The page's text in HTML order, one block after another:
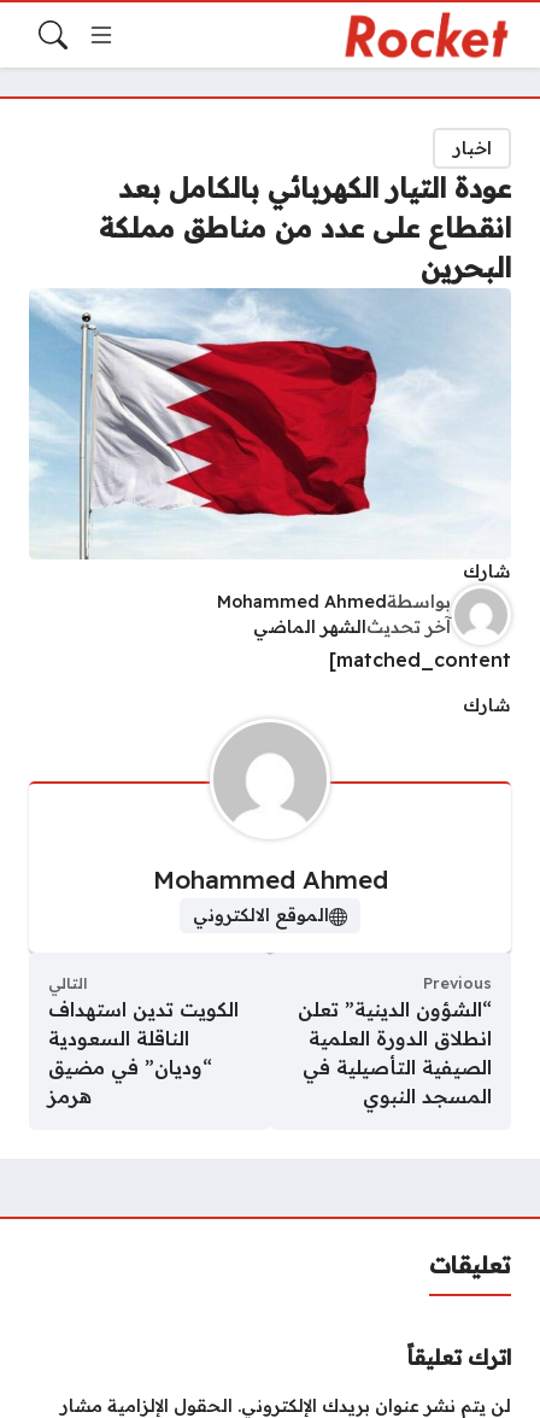
اخبار
عودة التيار الكهربائي بالكامل بعد
انقطاع على عدد من مناطق مملكة
البحرين
شارك
بواسطةMohammed Ahmed
آخر تحديثالشهر الماضي
matched_content]
شارك
Mohammed Ahmed
الموقع الالكتروني
Previous
“الشؤون الدينية” تعلن
انطلاق الدورة العلمية
الصيفية التأصيلية في
المسجد النبوي
التالي
الكويت تدين استهداف
الناقلة السعودية
“وديان” في مضيق
هرمز
تعليقات
اترك تعليقاً
لن يتم نشر عنوان بريدك الإلكتروني. الحقول الإلزامية مشار